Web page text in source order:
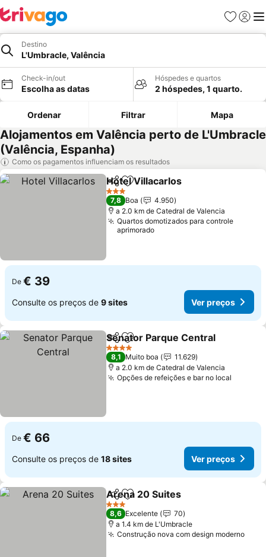
Favoritos
Iniciar
Destino
L'Umbracle, Valência
Check-in/out
Escolha as datas
Hóspedes e quartos
2 hóspedes, 1 quarto.
Ordenar Filtrar Mapa
Alojamentos em Valência perto de L'Umbracle
(Valência, Espanha)
Como os pagamentos influenciam os resultados
PartilharAdicionar aos favoritos
Hotel Villacarlos
3 Estrelas
7,8 Boa
4.950
a 2.0 km de Catedral de Valencia
Quartos domotizados para controle
aprimorado
De € 39
Consulte os preços de 9 sites Ver preços
PartilharAdicionar aos favoritos
Senator Parque Central
4 Estrelas
8,1 Muito boa
11.629
a 2.0 km de Catedral de Valencia
Opções de refeições e bar no local
De € 66
Consulte os preços de 18 sites Ver preços
PartilharAdicionar aos favoritos
Arena 20 Suites
3 Estrelas
8,6 Excelente
70
a 1.4 km de L'Umbracle
Construção nova com design modernoVer